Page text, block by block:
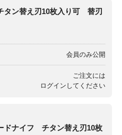
ン替え刃10枚入り可 替刃
会員のみ公開
ご注文には
ログイン してください
ドナイフ チタン替え刃10枚